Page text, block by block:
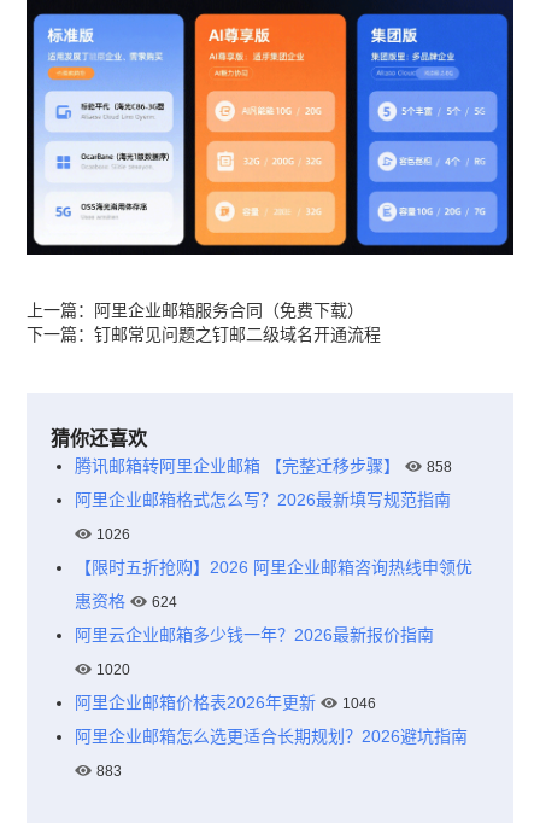
上一篇： 阿里企业邮箱服务合同（免费下载）
下一篇： 钉邮常见问题之钉邮二级域名开通流程
猜你还喜欢
腾讯邮箱转阿里企业邮箱 【完整迁移步骤】 858
阿里企业邮箱格式怎么写？2026最新填写规范指南
1026
【限时五折抢购】2026 阿里企业邮箱咨询热线申领优
惠资格
624
阿里云企业邮箱多少钱一年？2026最新报价指南
1020
阿里企业邮箱价格表2026年更新 1046
阿里企业邮箱怎么选更适合长期规划？2026避坑指南
883